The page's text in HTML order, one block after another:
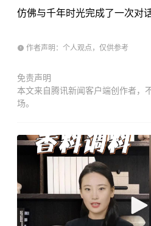
仿佛与千年时光完成了一次对话
作者声明：个人观点，仅供参考
免责声明
本文来自腾讯新闻客户端创作者，
场。